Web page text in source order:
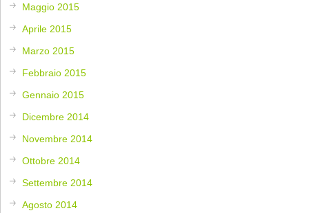
Maggio 2015
Aprile 2015
Marzo 2015
Febbraio 2015
Gennaio 2015
Dicembre 2014
Novembre 2014
Ottobre 2014
Settembre 2014
Agosto 2014